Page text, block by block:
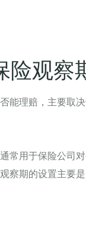
险观
能理赔，主要取
常用于保险公司
察期的设置主要